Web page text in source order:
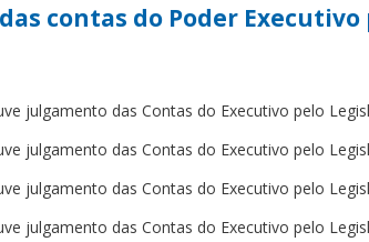
contas do Poder Executivo
julgamento das Contas do Executivo pelo
julgamento das Contas do Executivo pelo
julgamento das Contas do Executivo pelo
julgamento das Contas do Executivo pelo